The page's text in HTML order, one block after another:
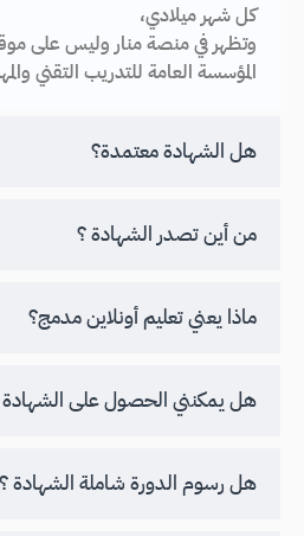
كل شهر ميلادي،
وتظهر في منصة منار وليس على
المؤسسة العامة للتدريب التقني
هل الشهادة معتمدة؟
من أين تصدر الشهادة ؟
ماذا يعني تعليم أونلاين مدمج؟
هل يمكنني الحصول على
هل رسوم الدورة شاملة الشهادة ؟